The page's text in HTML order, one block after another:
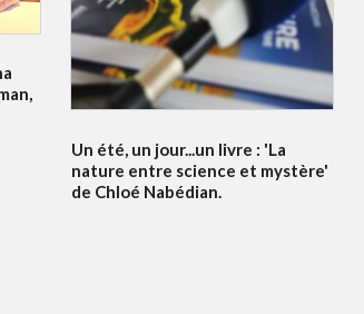
Un été, un jour...un livre : 'La
nature entre science et mystère'
de Chloé Nabédian.